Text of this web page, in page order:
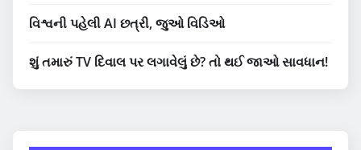
વિશ્વની પહેલી AI છત્રી, જુઓ વિડિઓ
શું તમારું TV દિવાલ પર લગાવેલું છે? તો થઈ જાઓ સાવધાન!